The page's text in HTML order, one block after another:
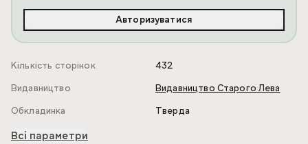
Авторизуватися
Кількість сторінок
432
Видавництво
Видавництво Старого Лева
Обкладинка
Тверда
Всі параметри